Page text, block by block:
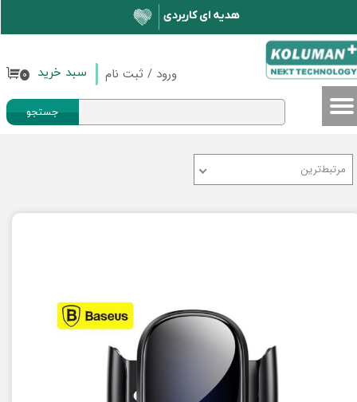
ورود / ثبت نام
حساب کاربری من
تغییر گذر واژه
سفارشات
جستجو
۰ سبد خرید
مرتبط‌ترین